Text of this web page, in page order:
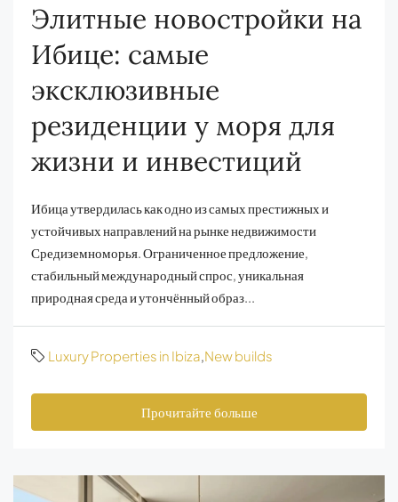
Элитные новостройки на
Ибице: самые
эксклюзивные
резиденции у моря для
жизни и инвестиций
Ибица утвердилась как одно из самых престижных и
устойчивых направлений на рынке недвижимости
Средиземноморья. Ограниченное предложение,
стабильный международный спрос, уникальная
природная среда и утончённый образ...
Luxury Properties in Ibiza New builds
Прочитайте больше